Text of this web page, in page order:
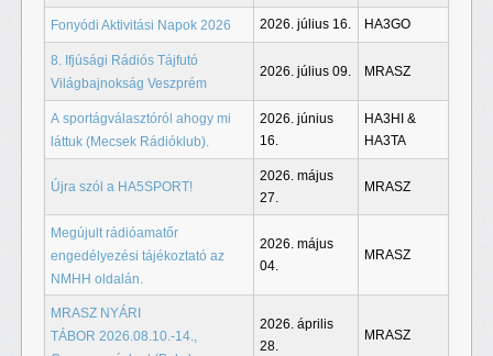
Fonyódi Aktivitási Napok 2026 2026. július 16. HA3GO
8. Ifjúsági Rádiós Tájfutó
Világbajnokság Veszprém
2026. július 09. MRASZ
A sportágválasztóról ahogy mi
láttuk (Mecsek Rádióklub).
2026. június
16.
HA3HI &
HA3TA
Újra szól a HA5SPORT!
2026. május
27.
MRASZ
Megújult rádióamatőr
engedélyezési tájékoztató az
NMHH oldalán.
2026. május
04.
MRASZ
MRASZ NYÁRI
TÁBOR 2026.08.10.-14.,
2026. április
28.
MRASZ